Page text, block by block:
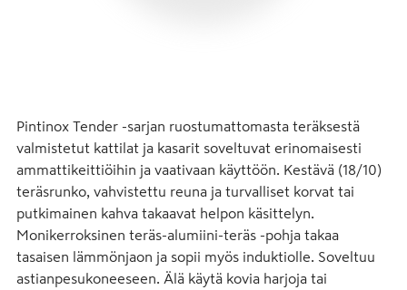
Pintinox Tender -sarjan ruostumattomasta teräksestä
valmistetut kattilat ja kasarit soveltuvat erinomaisesti
ammattikeittiöihin ja vaativaan käyttöön. Kestävä (18/10)
teräsrunko, vahvistettu reuna ja turvalliset korvat tai
putkimainen kahva takaavat helpon käsittelyn.
Monikerroksinen teräs-alumiini-teräs -pohja takaa
tasaisen lämmönjaon ja sopii myös induktiolle. Soveltuu
astianpesukoneeseen. Älä käytä kovia harjoja tai